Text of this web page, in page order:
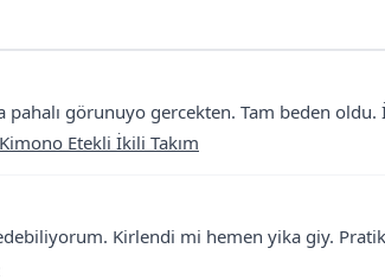
görunuyo gercekten. Tam beden oldu.
Etekli İkili Takım
Kirlendi mi hemen yika giy.